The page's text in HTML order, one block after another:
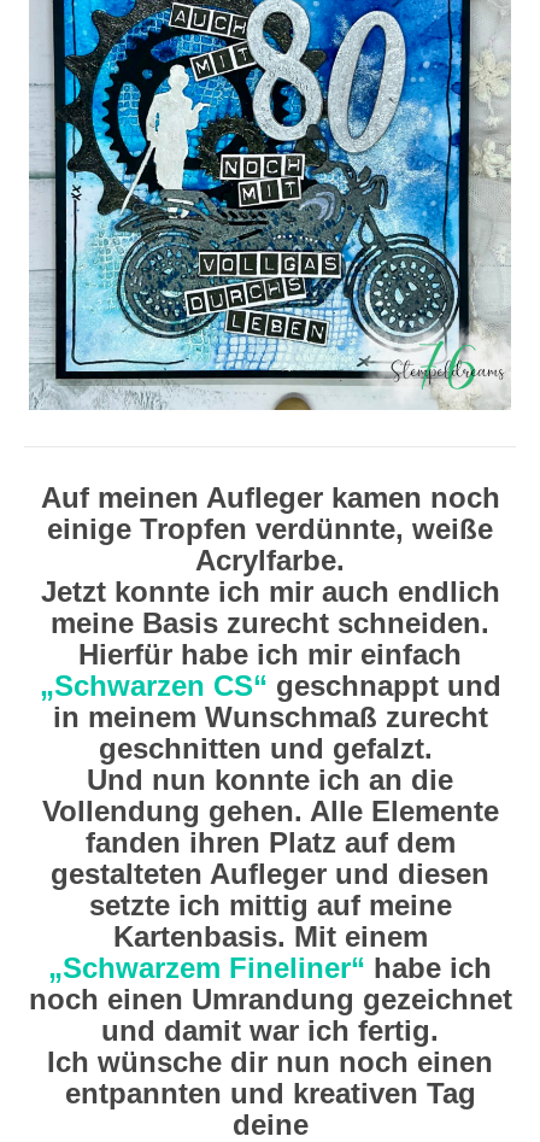
Auf meinen Aufleger kamen noch
einige Tropfen verdünnte, weiße
Acrylfarbe.
Jetzt konnte ich mir auch endlich
meine Basis zurecht schneiden.
Hierfür habe ich mir einfach
„Schwarzen CS“ geschnappt und
in meinem Wunschmaß zurecht
geschnitten und gefalzt.
Und nun konnte ich an die
Vollendung gehen. Alle Elemente
fanden ihren Platz auf dem
gestalteten Aufleger und diesen
setzte ich mittig auf meine
Kartenbasis. Mit einem
„Schwarzem Fineliner“ habe ich
noch einen Umrandung gezeichnet
und damit war ich fertig.
Ich wünsche dir nun noch einen
entpannten und kreativen Tag
deine